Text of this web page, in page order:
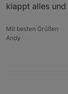
testen,
klappt alles
Mit besten Grüßen
Andy